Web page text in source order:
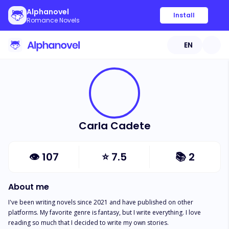
Alphanovel
Romance Novels
Install
EN
Carla Cadete
👁 107 ⭐7.5 📚 2
About me
I've been writing novels since 2021 and have published on other
platforms. My favorite genre is fantasy, but I write everything. I love
reading so much that I decided to write my own stories.